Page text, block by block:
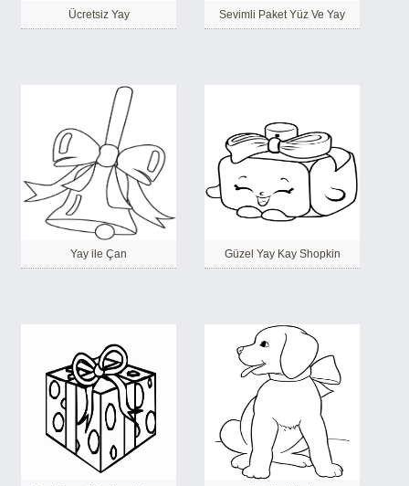
Ücretsiz Yay Sevimli Paket Yüz Ve Yay
Yay ile Çan Güzel Yay Kay Shopkin